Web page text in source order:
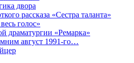
двора
рассказа «Сестра таланта»
голос»
драматургии «Ремарка»
август 1991-го…